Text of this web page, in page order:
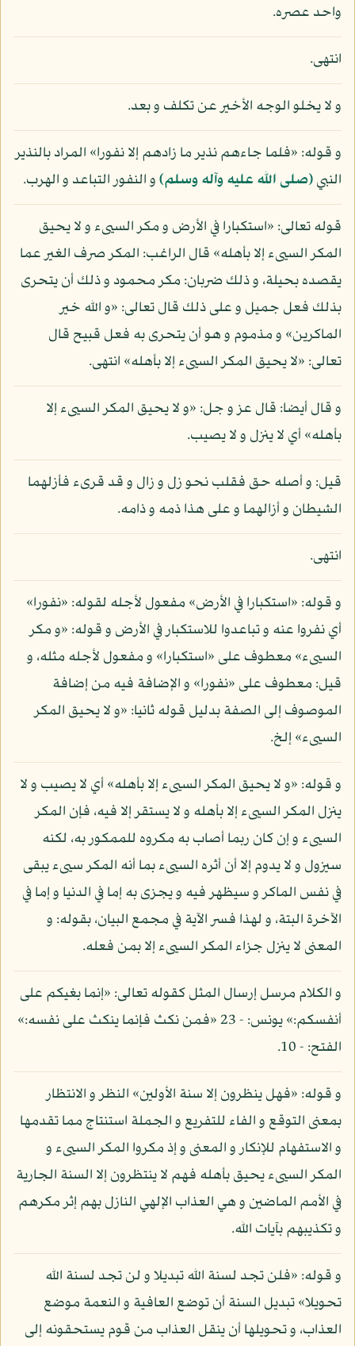
واحد عصره.
انتهى.
و لا يخلو الوجه الأخير عن تكلف و بعد.
و قوله: «فلما جاءهم نذير ما زادهم إلا نفورا» المراد بالنذير
النبي(صلى الله عليه وآله وسلم)و النفور التباعد و الهرب.
قوله تعالى: «استكبارا في الأرض و مكر السيىء و لا يحيق
المكر السيىء إلا بأهله» قال الراغب: المكر صرف الغير عما
يقصده بحيلة، و ذلك ضربان: مكر محمود و ذلك أن يتحرى
بذلك فعل جميل و على ذلك قال تعالى: «و الله خير
الماكرين» و مذموم و هو أن يتحرى به فعل قبيح قال
تعالى: «لا يحيق المكر السيىء إلا بأهله» انتهى.
و قال أيضا: قال عز و جل: «و لا يحيق المكر السيىء إلا
بأهله» أي لا ينزل و لا يصيب.
قيل: و أصله حق فقلب نحو زل و زال و قد قرىء فأزلهما
الشيطان و أزالهما و على هذا ذمه و ذامه.
انتهى.
و قوله: «استكبارا في الأرض» مفعول لأجله لقوله: «نفورا»
أي نفروا عنه و تباعدوا للاستكبار في الأرض و قوله: «و مكر
السيىء» معطوف على «استكبارا» و مفعول لأجله مثله، و
قيل: معطوف على «نفورا» و الإضافة فيه من إضافة
الموصوف إلى الصفة بدليل قوله ثانيا: «و لا يحيق المكر
السيىء» إلخ.
و قوله: «و لا يحيق المكر السيىء إلا بأهله» أي لا يصيب و لا
ينزل المكر السيىء إلا بأهله و لا يستقر إلا فيه، فإن المكر
السيىء و إن كان ربما أصاب به مكروه للممكور به، لكنه
سيزول و لا يدوم إلا أن أثره السيىء بما أنه المكر سيىء يبقى
في نفس الماكر و سيظهر فيه و يجزى به إما في الدنيا و إما في
الآخرة البتة، و لهذا فسر الآية في مجمع البيان، بقوله: و
المعنى لا ينزل جزاء المكر السيىء إلا بمن فعله.
و الكلام مرسل إرسال المثل كقوله تعالى: «إنما بغيكم على
أنفسكم:» يونس: - 23 «فمن نكث فإنما ينكث على نفسه:»
الفتح: - 10.
و قوله: «فهل ينظرون إلا سنة الأولين» النظر و الانتظار
بمعنى التوقع و الفاء للتفريع و الجملة استنتاج مما تقدمها
و الاستفهام للإنكار و المعنى و إذ مكروا المكر السيىء و
المكر السيىء يحيق بأهله فهم لا ينتظرون إلا السنة الجارية
في الأمم الماضين و هي العذاب الإلهي النازل بهم إثر مكرهم
و تكذيبهم بآيات الله.
و قوله: «فلن تجد لسنة الله تبديلا و لن تجد لسنة الله
تحويلا» تبديل السنة أن توضع العافية و النعمة موضع
العذاب، و تحويلها أن ينقل العذاب من قوم يستحقونه إلى